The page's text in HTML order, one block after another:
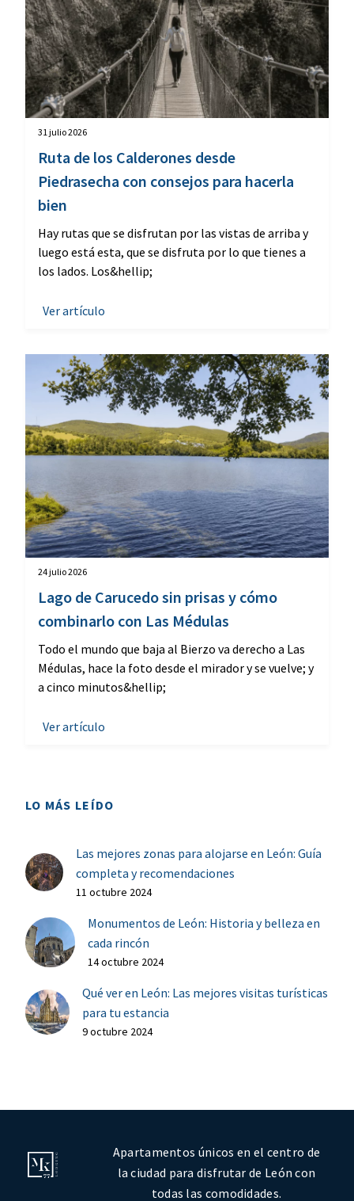
31 julio 2026
Ruta de los Calderones desde
Piedrasecha con consejos para hacerla
bien
Hay rutas que se disfrutan por las vistas de arriba y
luego está esta, que se disfruta por lo que tienes a
los lados. Los&hellip;
Ver artículo
24 julio 2026
Lago de Carucedo sin prisas y cómo
combinarlo con Las Médulas
Todo el mundo que baja al Bierzo va derecho a Las
Médulas, hace la foto desde el mirador y se vuelve; y
a cinco minutos&hellip;
Ver artículo
LO MÁS LEÍDO
Las mejores zonas para alojarse en León: Guía
completa y recomendaciones
11 octubre 2024
Monumentos de León: Historia y belleza en
cada rincón
14 octubre 2024
Qué ver en León: Las mejores visitas turísticas
para tu estancia
9 octubre 2024
Apartamentos únicos en el centro de
la ciudad para disfrutar de León con
todas las comodidades.